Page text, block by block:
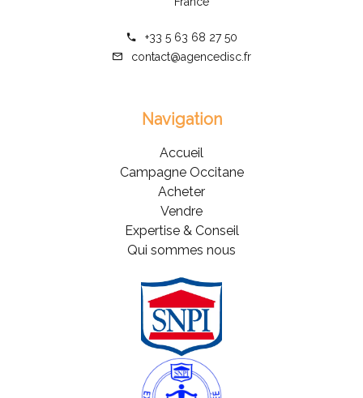
+33 5 63 68 27 50
contact@agencedisc.fr
Navigation
Accueil
Campagne Occitane
Acheter
Vendre
Expertise & Conseil
Qui sommes nous